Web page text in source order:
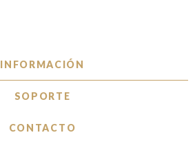
INFORMACIÓN
SOPORTE
CONTACTO